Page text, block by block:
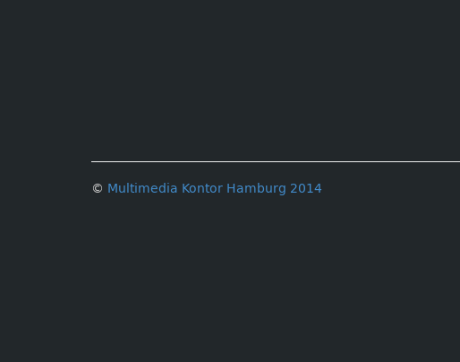
© Multimedia Kontor Hamburg 2014